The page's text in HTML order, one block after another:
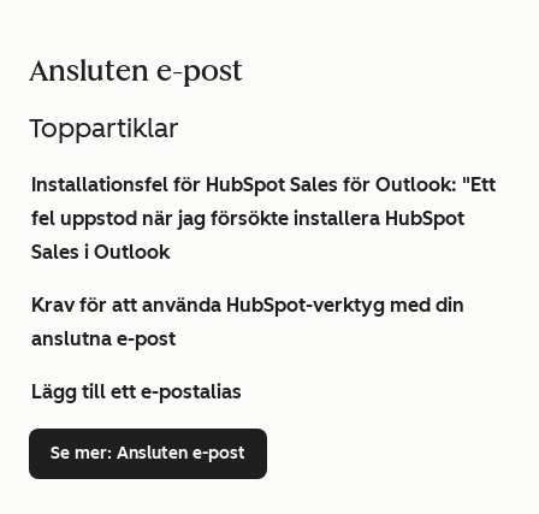
Ansluten e-post
Toppartiklar
Installationsfel för HubSpot Sales för Outlook: "Ett
fel uppstod när jag försökte installera HubSpot
Sales i Outlook
Krav för att använda HubSpot-verktyg med din
anslutna e-post
Lägg till ett e-postalias
Se mer: Ansluten e-post